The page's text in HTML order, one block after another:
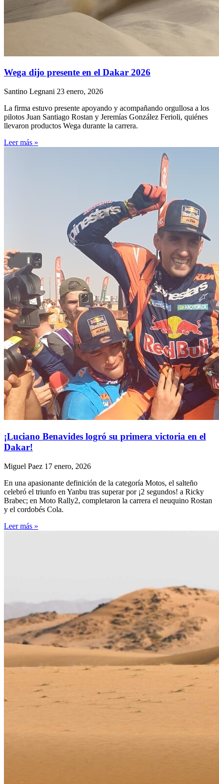
Wega dijo presente en el Dakar 2026
Santino Legnani 23 enero, 2026
La firma estuvo presente apoyando y acompañando orgullosa a los
pilotos Juan Santiago Rostan y Jeremías González Ferioli, quiénes
llevaron productos Wega durante la carrera.
Leer más »
¡Luciano Benavides logró su primera victoria en el
Dakar!
Miguel Paez 17 enero, 2026
En una apasionante definición de la categoría Motos, el salteño
celebró el triunfo en Yanbu tras superar por ¡2 segundos! a Ricky
Brabec; en Moto Rally2, completaron la carrera el neuquino Rostan
y el cordobés Cola.
Leer más »